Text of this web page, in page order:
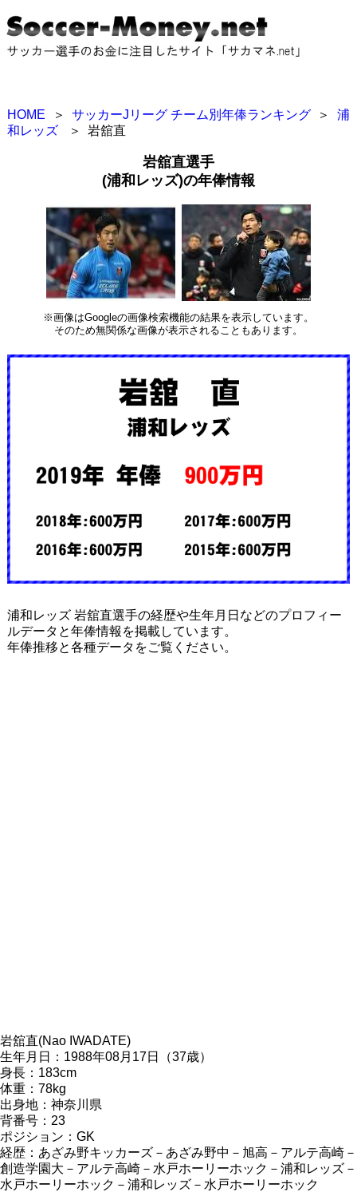
HOME ＞ サッカーJリーグ チーム別年俸ランキング ＞
浦
和レッズ
＞ 岩舘直
岩舘直選手
(浦和レッズ)の年俸情報
※画像はGoogleの画像検索機能の結果を表示しています。
そのため無関係な画像が表示されることもあります。
浦和レッズ 岩舘直選手の経歴や生年月日などのプロフィー
ルデータと年俸情報を掲載しています。
年俸推移と各種データをご覧ください。
岩舘直(Nao IWADATE)
生年月日：1988年08月17日（37歳）
身長：183cm
体重：78kg
出身地：神奈川県
背番号：23
ポジション：GK
経歴：あざみ野キッカーズ－あざみ野中－旭高－アルテ高崎－
創造学園大－アルテ高崎－水戸ホーリーホック－浦和レッズ－
水戸ホーリーホック－浦和レッズ－水戸ホーリーホック